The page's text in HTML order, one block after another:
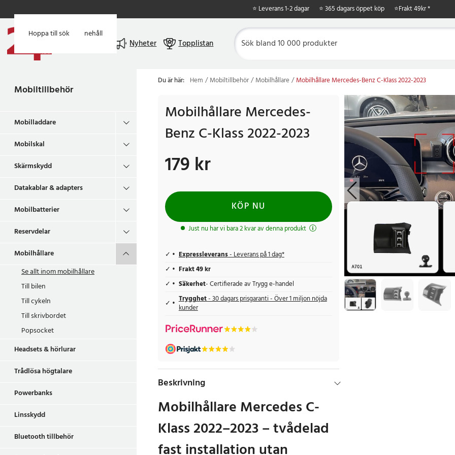
Hoppa till huvudinnehåll
Hoppa till sök
⭐ Leverans 1-2 dagar ⭐ 365 dagars öppet köp ⭐Frakt 49kr *
Nyheter Topplistan
Mobiltillbehör
Mobilladdare
Mobilskal
Skärmskydd
Datakablar & adapters
Mobilbatterier
Reservdelar
Mobilhållare
Se allt inommobilhållare
Till bilen
Till cykeln
Till skrivbordet
Popsocket
Headsets & hörlurar
Trådlösa högtalare
Powerbanks
Linsskydd
Bluetooth tillbehör
Du är här: Hem Mobiltillbehör Mobilhållare Mobilhållare Mercedes-Benz C-Klass 2022-2023
Mobilhållare Mercedes-
Benz C-Klass 2022-2023
Pris:179 kr
179 kr
KÖP NU
Just nu har vi bara 2 kvar av denna produkt
Expressleverans- Leverans på 1 dag*
Frakt 49 kr
Säkerhet- Certifierade av Trygg e-handel
Trygghet- 30 dagars prisgaranti - Över 1 miljon nöjda
kunder
Beskrivning
Mobilhållare Mercedes C-
Klass 2022–2023 – tvådelad
fast installation utan